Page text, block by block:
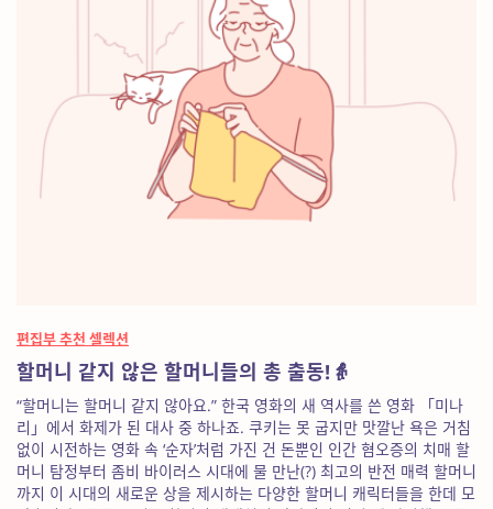
편집부 추천 셀렉션
할머니 같지 않은 할머니들의 총 출동!👵
“할머니는 할머니 같지 않아요.” 한국 영화의 새 역사를 쓴 영화 「미나
리」에서 화제가 된 대사 중 하나죠. 쿠키는 못 굽지만 맛깔난 욕은 거침
없이 시전하는 영화 속 ‘순자’처럼 가진 건 돈뿐인 인간 혐오증의 치매 할
머니 탐정부터 좀비 바이러스 시대에 물 만난(?) 최고의 반전 매력 할머니
까지 이 시대의 새로운 상을 제시하는 다양한 할머니 캐릭터들을 한데 모